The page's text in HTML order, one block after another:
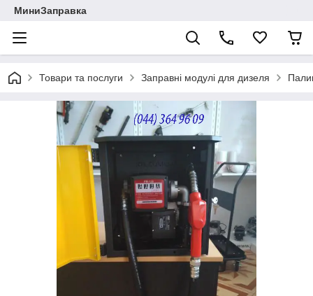
МиниЗаправка
Товари та послуги Заправні модулі для дизеля